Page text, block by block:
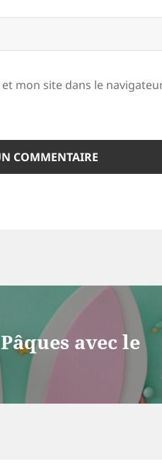
mon site dans le
avec le